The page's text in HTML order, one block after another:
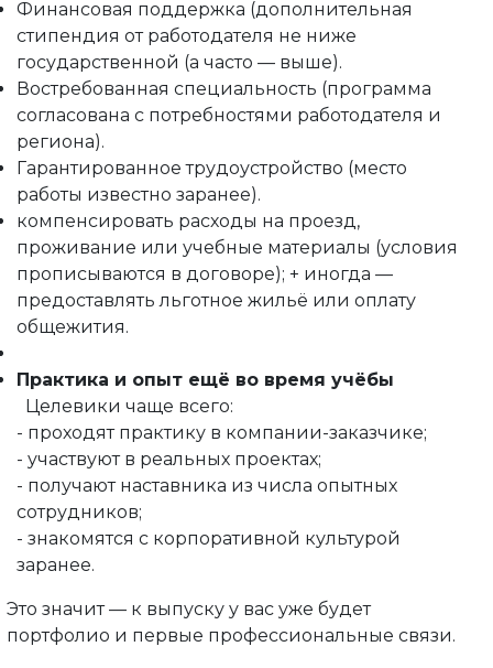
Финансовая поддержка (дополнительная
стипендия от работодателя не ниже
государственной (а часто — выше).
Востребованная специальность (программа
согласована с потребностями работодателя и
региона).
Гарантированное трудоустройство (место
работы известно заранее).
компенсировать расходы на проезд,
проживание или учебные материалы (условия
прописываются в договоре); + иногда —
предоставлять льготное жильё или оплату
общежития.
Практика и опыт ещё во время учёбы
Целевики чаще всего:
- проходят практику в компании-заказчике;
- участвуют в реальных проектах;
- получают наставника из числа опытных
сотрудников;
- знакомятся с корпоративной культурой
заранее.
Это значит — к выпуску у вас уже будет
портфолио и первые профессиональные связи.